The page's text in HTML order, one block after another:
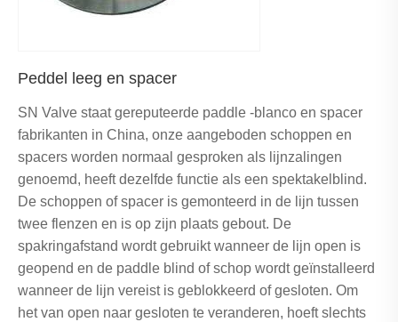
Peddel leeg en spacer
SN Valve staat gereputeerde paddle -blanco en spacer
fabrikanten in China, onze aangeboden schoppen en
spacers worden normaal gesproken als lijnzalingen
genoemd, heeft dezelfde functie als een spektakelblind.
De schoppen of spacer is gemonteerd in de lijn tussen
twee flenzen en is op zijn plaats gebout. De
spakringafstand wordt gebruikt wanneer de lijn open is
geopend en de paddle blind of schop wordt geïnstalleerd
wanneer de lijn vereist is geblokkeerd of gesloten. Om
het van open naar gesloten te veranderen, hoeft slechts